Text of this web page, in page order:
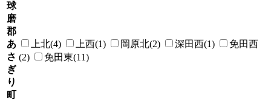
球
磨
郡
あ
さ
ぎ
り
町
上北(4) 上西(1) 岡原北(2) 深田西(1)
免田西
(2)
免田東(11)